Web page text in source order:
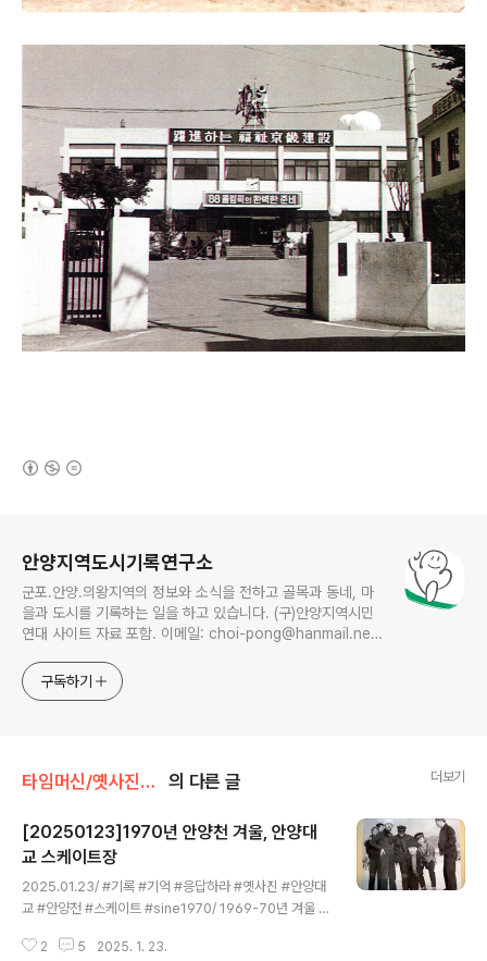
안양지역도시기록연구소
군포.안양.의왕지역의 정보와 소식을 전하고 골목과 동네, 마
을과 도시를 기록하는 일을 하고 있습니다. (구)안양지역시민
연대 사이트 자료 포함. 이메일: choi-pong@hanmail.net
구독하기
타임머신/옛사진읽기 의 다른 글 더보기
[20250123]1970년 안양천 겨울, 안양대
교 스케이트장
2025.01.23/ #기록 #기억 #응답하라 #옛사진 #안양대
교 #안양천 #스케이트 #sine1970/ 1969-70년 겨울 안
안양천이 꽁꽁 얼어 안양대교와 안양철교 사이의 안양천에
2 5 2025. 1. 23.